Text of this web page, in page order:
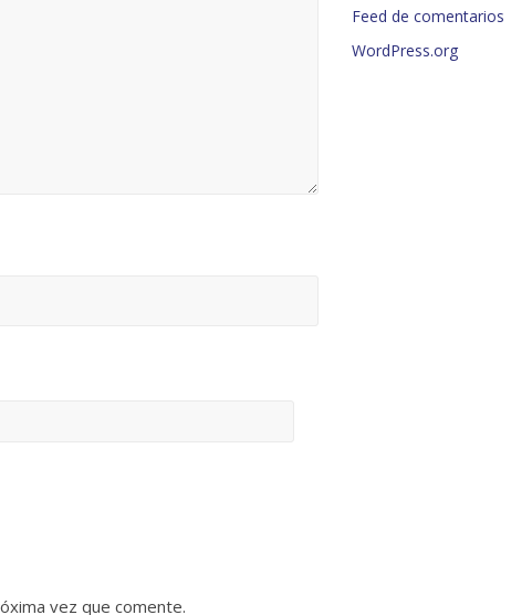
vez que comente.
Feed de comentarios
WordPress.org